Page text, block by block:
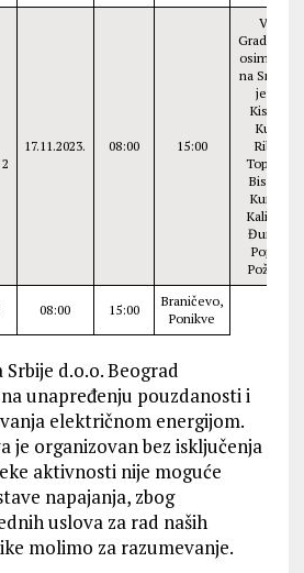
17.11.2023. 08:00 15:00
Veliko
Gradište
osim
na
jezeru,
Kisiljevo,
Kusiće,
Ribarac,
Biskuplje,
Kumane,
Popovac,
08:00 15:00
Braničevo,
Ponikve
d.o.o. Beograd
unapređenju pouzdanosti i
električnom energijom.
je organizovan bez isključenja
aktivnosti nije moguće
napajanja, zbog
uslova za rad naših
molimo za razumevanje.